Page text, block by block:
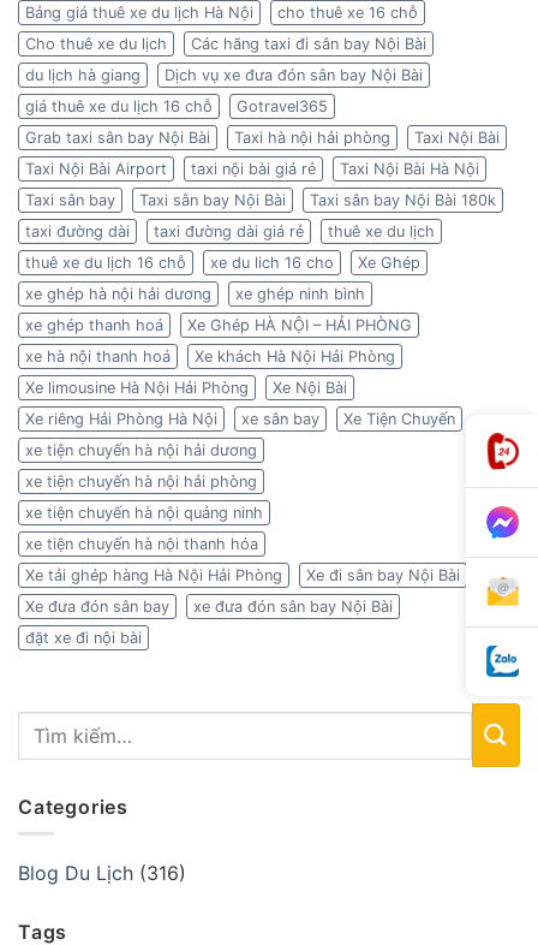
Bảng giá thuê xe du lịch Hà Nội
cho thuê xe 16 chỗ
Cho thuê xe du lịch
Các hãng taxi đi sân bay Nội Bài
du lịch hà giang
Dịch vụ xe đưa đón sân bay Nội Bài
giá thuê xe du lịch 16 chỗ
Gotravel365
Grab taxi sân bay Nội Bài
Taxi hà nội hải phòng
Taxi Nội Bài
Taxi Nội Bài Airport
taxi nội bài giá rẻ
Taxi Nội Bài Hà Nội
Taxi sân bay
Taxi sân bay Nội Bài
Taxi sân bay Nội Bài 180k
taxi đường dài
taxi đường dài giá rẻ
thuê xe du lịch
thuê xe du lịch 16 chỗ
xe du lich 16 cho
Xe Ghép
xe ghép hà nội hải dương
xe ghép ninh bình
xe ghép thanh hoá
Xe Ghép HÀ NỘI – HẢI PHÒNG
xe hà nội thanh hoá
Xe khách Hà Nội Hải Phòng
Xe limousine Hà Nội Hải Phòng
Xe Nội Bài
Xe riêng Hải Phòng Hà Nội
xe sân bay
Xe Tiện Chuyến
xe tiện chuyến hà nội hải dương
xe tiện chuyến hà nội hải phòng
xe tiện chuyến hà nội quảng ninh
xe tiện chuyến hà nội thanh hóa
Xe tải ghép hàng Hà Nội Hải Phòng
Xe đi sân bay Nội Bài
Xe đưa đón sân bay
xe đưa đón sân bay Nội Bài
đặt xe đi nội bài
Categories
Blog Du Lịch (316)
Tags